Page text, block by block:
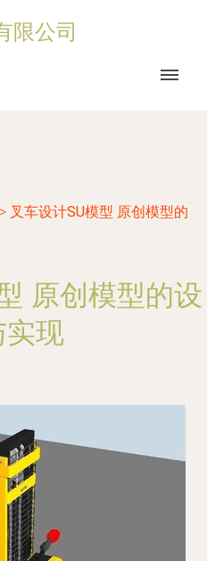
限公司
> 叉车设计SU模型 原创模型的
原创模型的设
实现